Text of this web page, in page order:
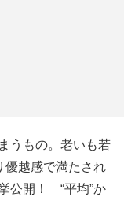
うもの。老いも若
優越感で満たされ
公開！ “平均”か